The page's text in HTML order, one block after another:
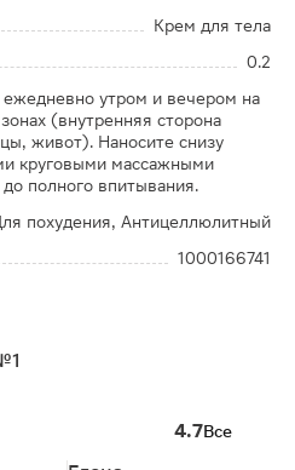
Крем для тела
0.2
ежедневно утром и вечером на
(внутренняя сторона
живот). Наносите снизу
круговыми массажными
полного впитывания.
похудения, Антицеллюлитный
1000166741
4.7Все